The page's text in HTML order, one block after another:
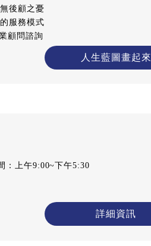
後顧之憂
服務模式
顧問諮詢
人生藍圖畫起來
：上午9:00~下午5:30
詳細資訊